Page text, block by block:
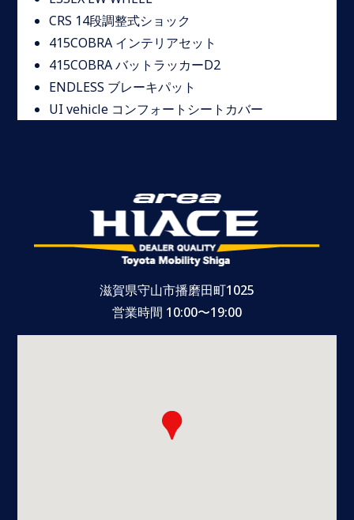
CRS 14段調整式ショック
415COBRA インテリアセット
415COBRA バットラッカーD2
ENDLESS ブレーキパット
UI vehicle コンフォートシートカバー
滋賀県守山市播磨田町1025
営業時間 10:00〜19:00